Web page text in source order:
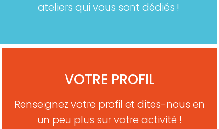
ateliers qui vous sont dédiés !
VOTRE PROFIL
Renseignez votre profil et dites-nous en
un peu plus sur votre activité !